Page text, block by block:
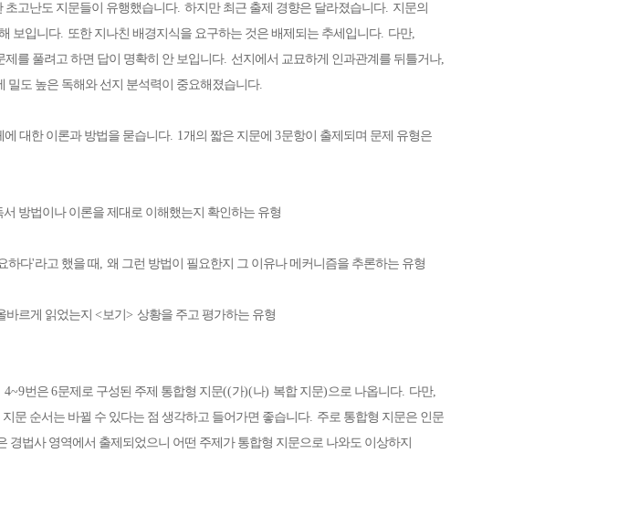
초고난도 지문들이 유행했습니다. 하지만 최근 출제 경향은 달라졌습니다. 지문의
보입니다. 또한 지나친 배경지식을 요구하는 것은 배제되는 추세입니다. 다만,
를 풀려고 하면 답이 명확히 안 보입니다. 선지에서 교묘하게 인과관계를 뒤틀거나,
밀도 높은 독해와 선지 분석력이 중요해졌습니다.
대한 이론과 방법을 묻습니다. 1개의 짧은 지문에 3문항이 출제되며 문제 유형은
방법이나 이론을 제대로 이해했는지 확인하는 유형
하다'라고 했을 때 , 왜 그런 방법이 필요한지 그 이유나 메커니즘을 추론하는 유형
바르게 읽었는지 <보기 > 상황을 주고 평가하는 유형
4~9번은 6문제로 구성된 주제 통합형 지문((가)(나) 복합 지문)으로 나옵니다. 다만,
문 순서는 바뀔 수 있다는 점 생각하고 들어가면 좋습니다. 주로 통합형 지문은 인문
경법사 영역에서 출제되었으니 어떤 주제가 통합형 지문으로 나와도 이상하지